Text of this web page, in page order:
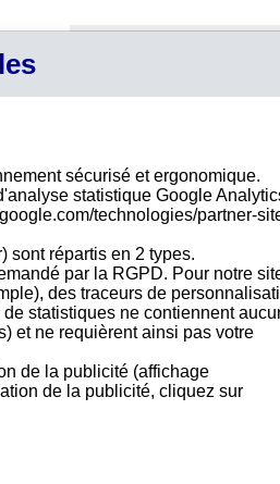
les
Nouveau
Découvrez le Forfait
Pour commander
des prix réduits, pour
virement bancaire, 10
acceptées !
Plus
Les sociétés
sécurisé et ergonomique.
statistique Google
technologies/partner-
sont répartis en 2 types.
par la RGPD. Pour notre
des traceurs de
statistiques ne contiennent
et ne requièrent ainsi pas votre
de la publicité (affichage
de la publicité, cliquez sur